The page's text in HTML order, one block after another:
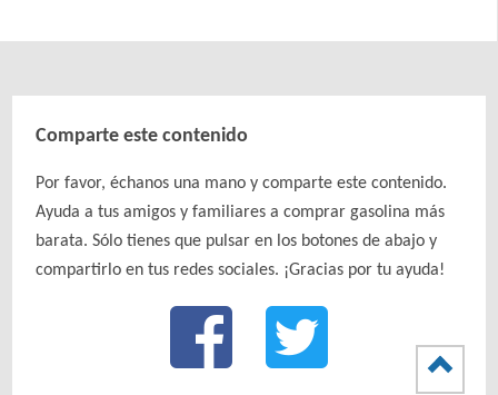
Comparte este contenido
Por favor, échanos una mano y comparte este contenido.
Ayuda a tus amigos y familiares a comprar gasolina más
barata. Sólo tienes que pulsar en los botones de abajo y
compartirlo en tus redes sociales. ¡Gracias por tu ayuda!